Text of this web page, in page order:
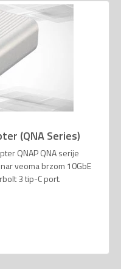
(QNA Series)
QNAP QNA serije
veoma brzom 10GbE
3 tip-C port.